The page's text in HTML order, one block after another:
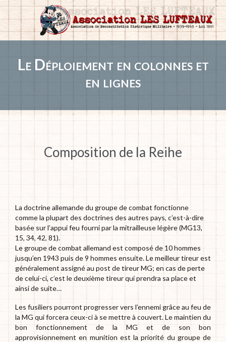
Le Déploiement en colonnes et
en lignes
Composition de la Reihe
La doctrine allemande du groupe de combat fonctionne
comme la plupart des doctrines des autres pays, c’est-à-dire
basée sur l’appui feu fourni par la mitrailleuse légère (MG13,
15, 34, 42, 81).
Le groupe de combat allemand est composé de 10 hommes
jusqu’en 1943 puis de 9 hommes ensuite. Le meilleur tireur est
généralement assigné au post de tireur MG; en cas de perte
de celui-ci, c’est le deuxième tireur qui prendra sa place et
ainsi de suite…
Les fusiliers pourront progresser vers l’ennemi grâce au feu de
la MG qui forcera ceux-ci à se mettre à couvert. Le maintien du
bon fonctionnement de la MG et de son bon
approvisionnement en munition est la priorité du groupe de